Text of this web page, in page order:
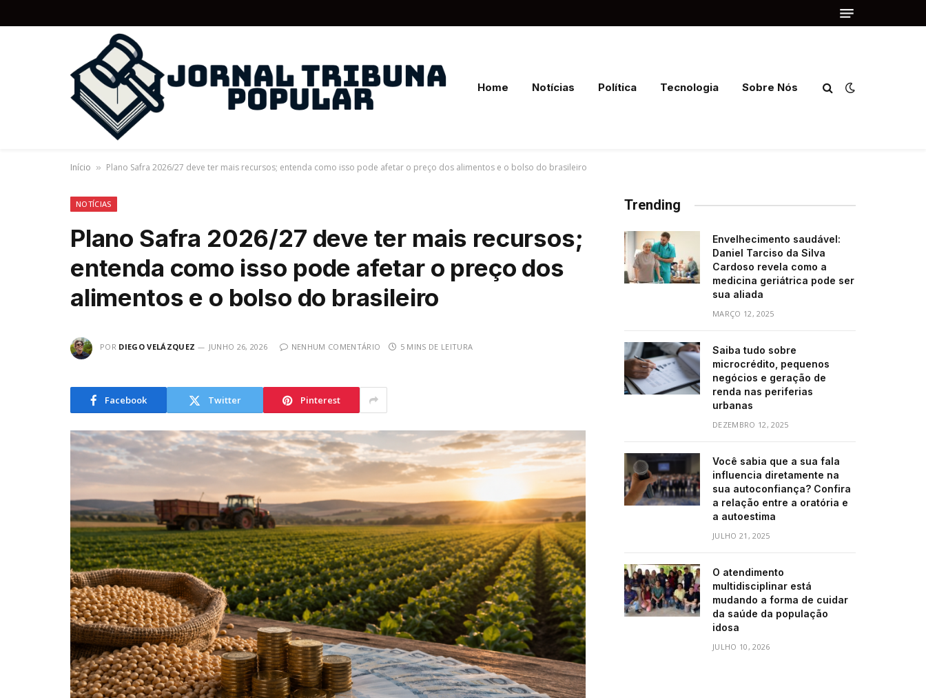
Home Notícias Política Tecnologia Sobre Nós
Início » Plano Safra 2026/27 deve ter mais recursos; entenda como isso pode afetar o preço dos alimentos e o bolso do brasileiro
NOTÍCIAS
Plano Safra 2026/27 deve ter mais recursos;
entenda como isso pode afetar o preço dos
alimentos e o bolso do brasileiro
POR DIEGO VELÁZQUEZ JUNHO 26, 2026 NENHUM COMENTÁRIO 5 MINS DE LEITURA
Facebook Twitter Pinterest
Trending
Envelhecimento saudável:
Daniel Tarciso da Silva
Cardoso revela como a
medicina geriátrica pode ser
sua aliada
MARÇO 12, 2025
Saiba tudo sobre
microcrédito, pequenos
negócios e geração de
renda nas periferias
urbanas
DEZEMBRO 12, 2025
Você sabia que a sua fala
influencia diretamente na
sua autoconfiança? Confira
a relação entre a oratória e
a autoestima
JULHO 21, 2025
O atendimento
multidisciplinar está
mudando a forma de cuidar
da saúde da população
idosa
JULHO 10, 2026